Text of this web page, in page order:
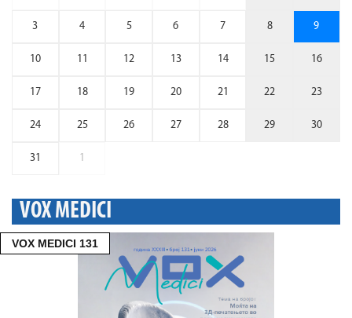
3 4 5 6 7 8 9
10 11 12 13 14 15 16
17 18 19 20 21 22 23
24 25 26 27 28 29 30
31 1
VOX MEDICI
VOX MEDICI 131